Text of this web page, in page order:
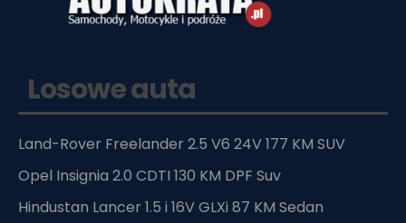
Losowe auta
Land-Rover Freelander 2.5 V6 24V 177 KM SUV
Opel Insignia 2.0 CDTI 130 KM DPF Suv
Hindustan Lancer 1.5 i 16V GLXi 87 KM Sedan